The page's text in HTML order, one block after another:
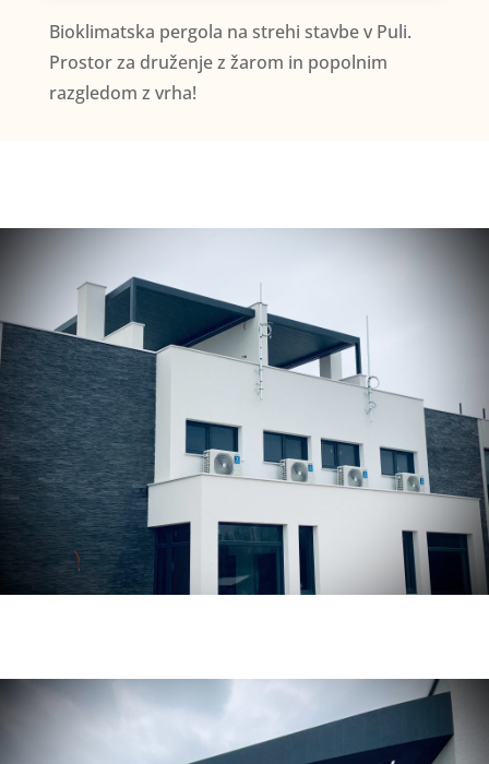
Bioklimatska pergola na strehi stavbe v Puli.
Prostor za druženje z žarom in popolnim
razgledom z vrha!